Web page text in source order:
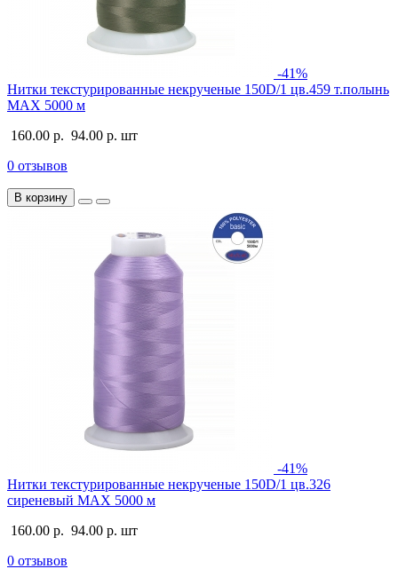
-41%
Нитки текстурированные некрученые 150D/1 цв.459 т.полынь
MAX 5000 м
160.00 р. 94.00 р. шт
0 отзывов
В корзину
-41%
Нитки текстурированные некрученые 150D/1 цв.326
сиреневый MAX 5000 м
160.00 р. 94.00 р. шт
0 отзывов